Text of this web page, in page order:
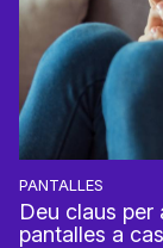
PANTALLES
Deu claus per
pantalles a